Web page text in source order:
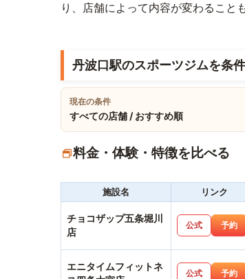
り、店舗によって内容が変わること
丹波口駅のスポーツジムを条
現在の条件
すべての店舗 / おすすめ順
料金・体験・特徴を比べる
施設名 リンク
チョコザップ五条堀川
店
公式 予約
エニタイムフィットネ
公式 予約